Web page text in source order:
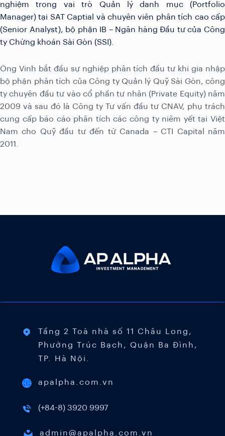
nghiệm trong vai trò Quản lý danh mục (Portfolio
Manager) tại SAT Captial và chuyên viên phân tích cao cấp
(Senior Analyst), bộ phận IB – Ngân hàng Đầu tư của Công
ty Chứng khoán Sài Gòn (SSI).
Ông Vinh bắt đầu sự nghiệp phân tích đầu tư khi gia nhập
bộ phận phân tích của Công ty Quản lý Quỹ Sài Gòn, công
ty chuyên đầu tư vào cổ phần tư nhân (Private Equity) năm
2009 và sau đó là Công ty Tư vấn đầu tư CNAV, phụ trách
cung cấp báo cáo phân tích các công ty niêm yết tại Việt
Nam cho Quỹ đầu tư đến từ Canada – CTI Capital năm
2011.
Tầng 2 Toà nhà số 11 Châu Long,
Phường Trúc Bạch, Quận Ba Đình,
TP. Hà Nội.
apalpha.com.vn
(+84-8) 3920 9997
admin@apalpha.com.vn